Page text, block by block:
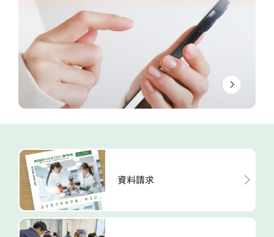
資料請求